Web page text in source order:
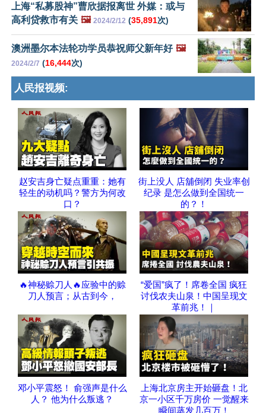
上海“私募股神”曹欣据报离世 外媒：或与
高利贷救市有关 🖼️ 2024/2/12 (35,891次)
澳洲墨尔本法轮功学员恭祝师父新年好 🖼️
2024/2/7 (16,444次)
人民报视频:
赵安吉身亡疑点重重：她有
轻生的动机吗？警方为何改
口？
街上没人 店舖倒闭 失业率创
纪录 是怎么做到全国统一
的？！
🔥神秘赊刀人🔥应验中的赊
刀人预言；从古到今，
“爱国”疯了！席卷全国 疯狂
讨伐农夫山泉！中国呈现文
革前兆！｜
邓小平震怒！ 俞强声是什么
人？ 他为什么叛逃？
上海北京房主开始砸盘！北
京一小区千万房价 一觉醒来
瞬间蒸发几百万！